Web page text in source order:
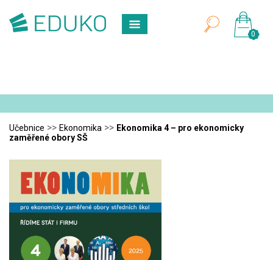
0
Učebnice >> Ekonomika >> Ekonomika 4 – pro ekonomicky
zaměřené obory SŠ